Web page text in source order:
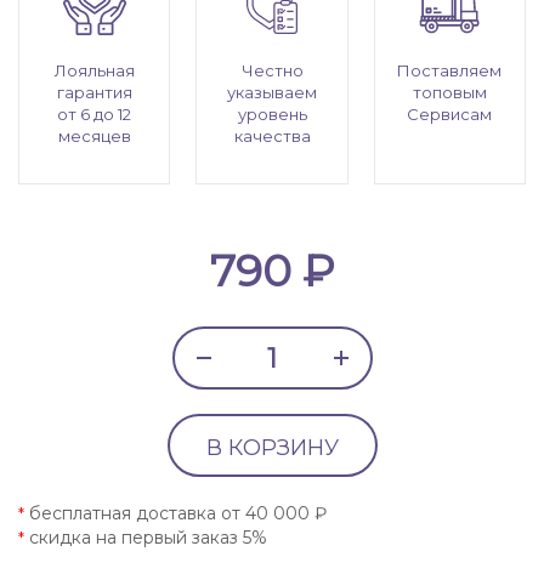
Лояльная
гарантия
от 6 до 12
месяцев
Честно
указываем
уровень
качества
Поставляем
топовым
Сервисам
790 ₽
В КОРЗИНУ
* бесплатная доставка от 40 000 ₽
* скидка на первый заказ 5%